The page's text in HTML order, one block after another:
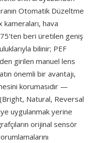
Otomatik Düzeltme
hava
beri üretilen geniş
bilinir; PEF
girilen manuel lens
önemli bir avantajı,
korumasıdır —
Natural, Reversal
uygulanmak yerine
orijinal sensör